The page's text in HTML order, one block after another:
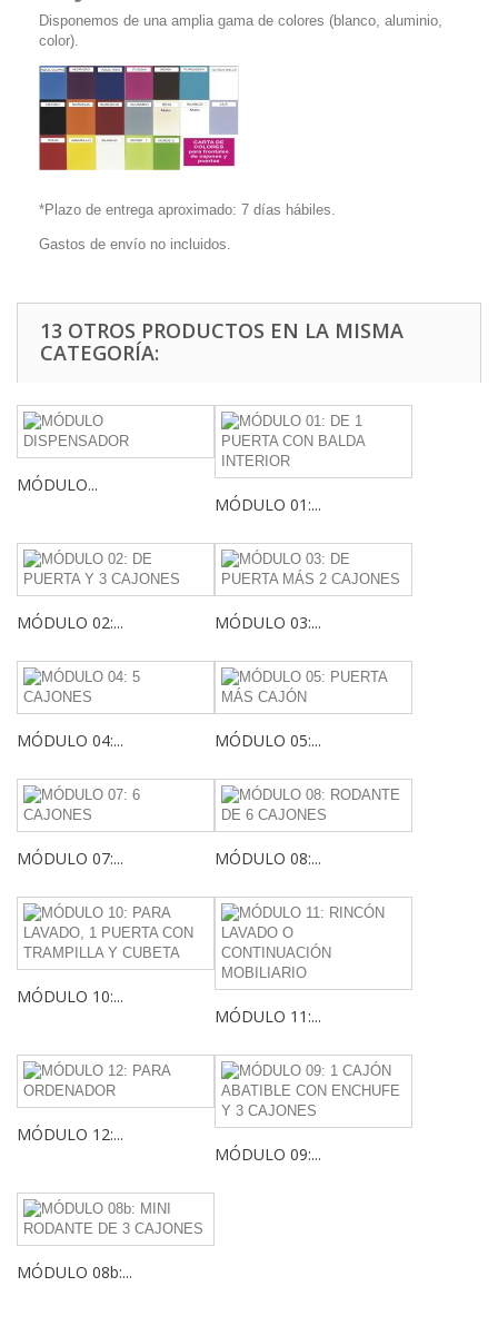
Disponemos de una amplia gama de colores (blanco, aluminio,
color).
*Plazo de entrega aproximado: 7 días hábiles.
Gastos de envío no incluidos.
13 OTROS PRODUCTOS EN LA MISMA
CATEGORÍA:
MÓDULO...
MÓDULO 01:...
MÓDULO 02:... MÓDULO 03:...
MÓDULO 04:... MÓDULO 05:...
MÓDULO 07:... MÓDULO 08:...
MÓDULO 10:...
MÓDULO 11:...
MÓDULO 12:...
MÓDULO 09:...
MÓDULO 08b:...